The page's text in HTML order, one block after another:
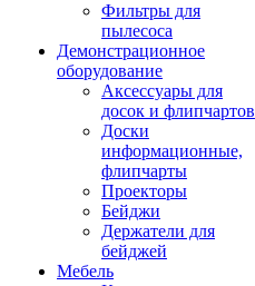
Фильтры для
пылесоса
Демонстрационное
оборудование
Аксессуары для
досок и флипчартов
Доски
информационные,
флипчарты
Проекторы
Бейджи
Держатели для
бейджей
Мебель